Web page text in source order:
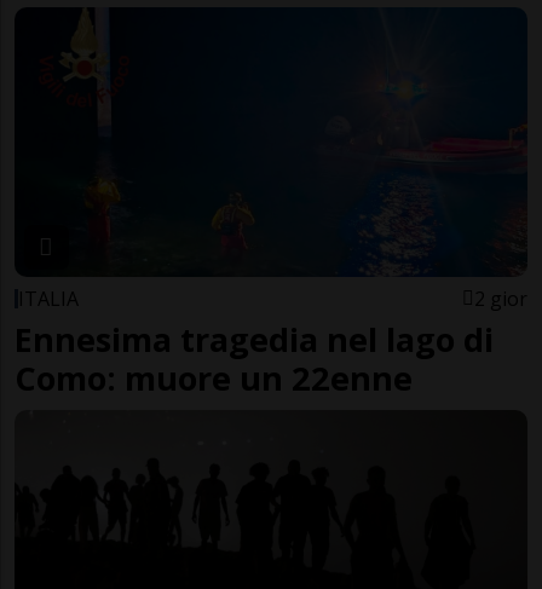
ITALIA 2 gior
Ennesima tragedia nel lago di
Como: muore un 22enne